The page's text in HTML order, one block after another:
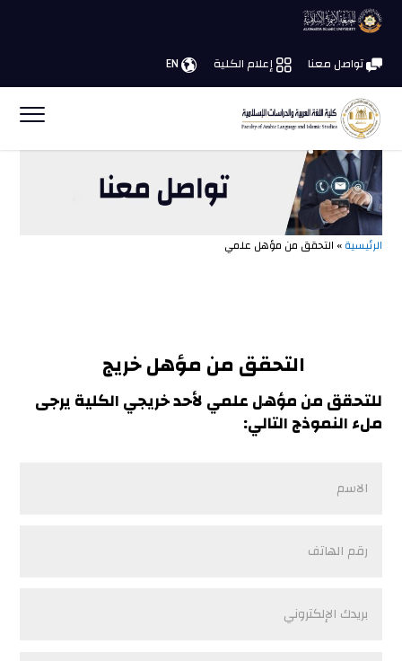
تواصل معنا إعلام الكلية EN
الرئيسية» التحقق من مؤهل علمي
التحقق من مؤهل خريج
للتحقق من مؤهل علمي لأحد خريجي الكلية يرجى
ملء النموذج التالي: